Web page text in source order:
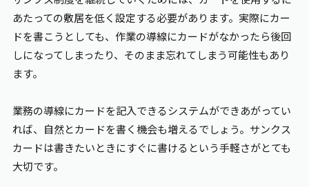
あたっての敷居を低く設定する必要があります。実際にカー
ドを書こうとしても、作業の導線にカードがなかったら後回
しになってしまったり、そのまま忘れてしまう可能性もあり
ます。
業務の導線にカードを記入できるシステムができあがってい
れば、自然とカードを書く機会も増えるでしょう。サンクス
カードは書きたいときにすぐに書けるという手軽さがとても
大切です。